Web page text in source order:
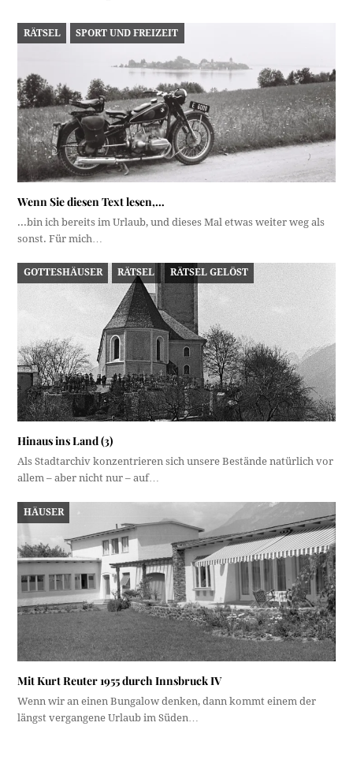
RÄTSEL SPORT UND FREIZEIT
Wenn Sie diesen Text lesen,…
...bin ich bereits im Urlaub, und dieses Mal etwas weiter weg als
sonst. Für mich…
GOTTESHÄUSER RÄTSEL RÄTSEL GELÖST
Hinaus ins Land (3)
Als Stadtarchiv konzentrieren sich unsere Bestände natürlich vor
allem – aber nicht nur – auf…
HÄUSER
Mit Kurt Reuter 1955 durch Innsbruck IV
Wenn wir an einen Bungalow denken, dann kommt einem der
längst vergangene Urlaub im Süden…